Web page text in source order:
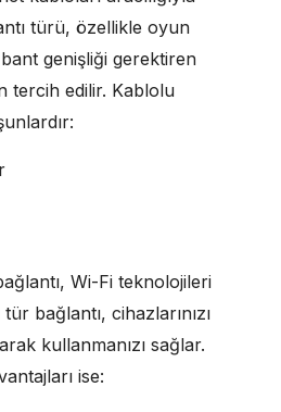
türü, özellikle oyun
genişliği gerektiren
tercih edilir. Kablolu
Wi-Fi teknolojileri
bağlantı, cihazlarınızı
kullanmanızı sağlar.
ise: